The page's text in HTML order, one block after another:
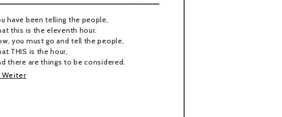
have been telling the people,
this is the eleventh hour.
you must go and tell the people,
THIS is the hour,
there are things to be considered.
Weiter